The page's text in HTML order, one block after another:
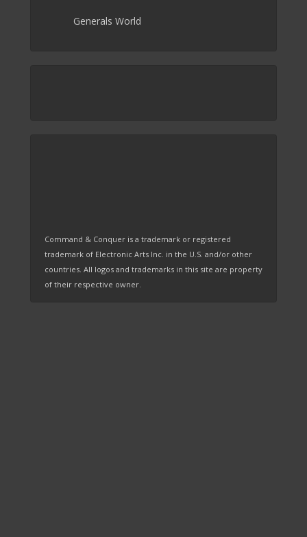
Generals World
Command & Conquer is a trademark or registered
trademark of Electronic Arts Inc. in the U.S. and/or other
countries. All logos and trademarks in this site are property
of their respective owner.